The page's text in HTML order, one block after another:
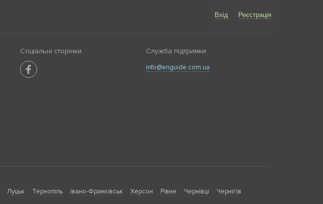
Вхід Реєстрація
Соціальні сторінки Служба підтримки
info@enguide.com.ua
Луцьк Тернопіль Івано-Франківськ Херсон Рівне Чернівці
Чернігів